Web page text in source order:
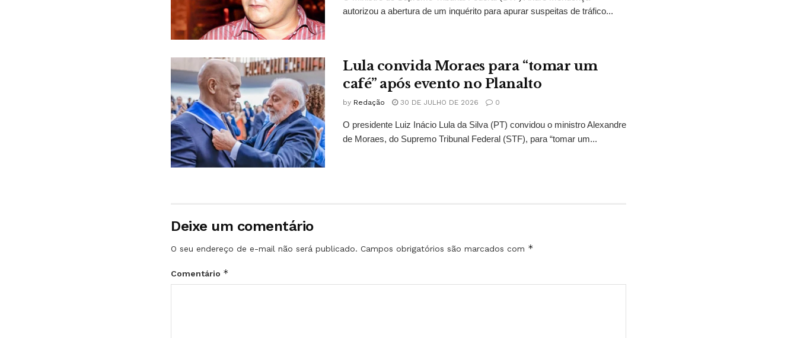
autorizou a abertura de um inquérito para apurar suspeitas de tráfico...
Lula convida Moraes para “tomar um
café” após evento no Planalto
by Redação 30 DE JULHO DE 2026 0
O presidente Luiz Inácio Lula da Silva (PT) convidou o ministro Alexandre
de Moraes, do Supremo Tribunal Federal (STF), para “tomar um...
Deixe um comentário
O seu endereço de e-mail não será publicado. Campos obrigatórios são marcados com *
Comentário *